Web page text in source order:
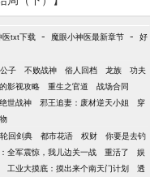
77582007】 书友群:
重生之玩物人生】已经
医txt下载 - 魔眼小神医最新章节 - 好
子 不败战神 俗人回档 龙族
功夫
影视攻略 重生之官道
战场合同
世战神 邪王追妻：废材逆天小姐
穿
轮回剑典 都市花语 权财
你要是去钓
全军震惊，我儿边关一战 重活了
娱
工业大摸底：摸出来个南天门计划
透